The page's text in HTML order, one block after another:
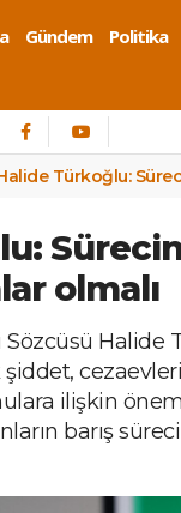
Gündem Politika
Türkoğlu:
Sürecin
olmalı
Sözcüsü Halide
şiddet,
ilişkin
barış